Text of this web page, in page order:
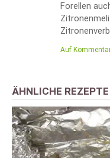
Forellen
Auf
ÄHNLICHE REZEPTE